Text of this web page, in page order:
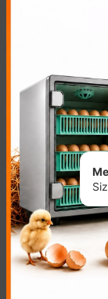
Benzer